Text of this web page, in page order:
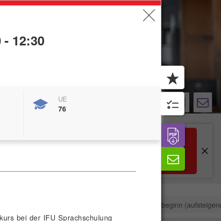
Login
Anzeigen
Kursbeginn
12:30
UE
76
bei der IFU Sprachschulung